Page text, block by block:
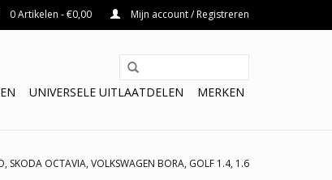
0 Artikelen - €0,00 Mijn account / Registreren
UNIVERSELE UITLAATDELEN MERKEN
SKODA OCTAVIA, VOLKSWAGEN BORA, GOLF 1.4, 1.6